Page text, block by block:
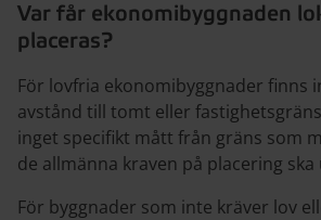
Var får ekonomibyggnaden
placeras?
För lovfria ekonomibyggnader finns
avstånd till tomt­ eller
inget specifikt mått från gräns som
de allmänna kraven på placering ska
För byggnader som inte kräver lov